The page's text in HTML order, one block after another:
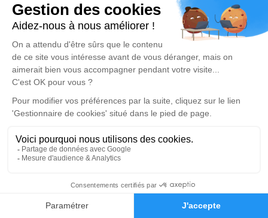
Faire-part Hommages
samedi 04 janvier 2025 à Gleizé.
Nous vous invitons à utiliser cet espace pour laisser
vos condoléances, partager des photos souvenirs, une
anecdote ou exprimer vos pensées à travers des
poèmes ou des textes. Cet endroit est un lieu
d'expression dédié à honorer la mémoire de Roger
POMMIER.
Un service de plantation d’arbre hommage est
disponible ici.
Je rends hommage